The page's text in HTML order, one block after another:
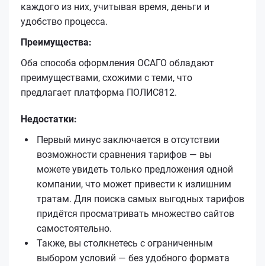
каждого из них, учитывая время, деньги и
удобство процесса.
Преимущества:
Оба способа оформления ОСАГО обладают
преимуществами, схожими с теми, что
предлагает платформа ПОЛИС812.
Недостатки:
Первый минус заключается в отсутствии
возможности сравнения тарифов — вы
можете увидеть только предложения одной
компании, что может привести к излишним
тратам. Для поиска самых выгодных тарифов
придётся просматривать множество сайтов
самостоятельно.
Также, вы столкнетесь с ограниченным
выбором условий — без удобного формата